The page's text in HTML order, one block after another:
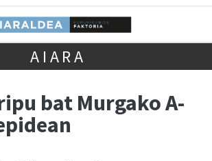
AIARA
bat Murgako A-